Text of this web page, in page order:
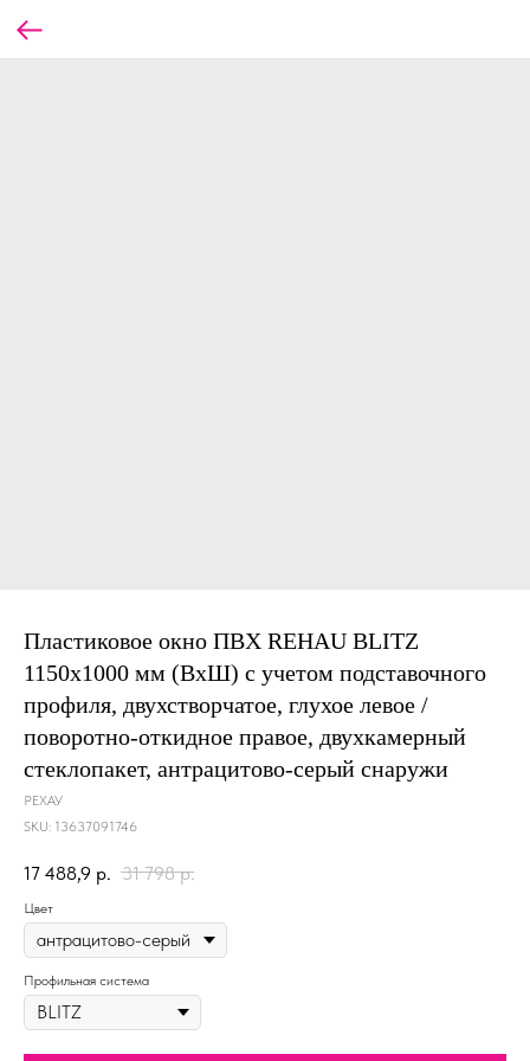
Пластиковое окно ПВХ REHAU BLITZ
1150х1000 мм (ВхШ) с учетом подставочного
профиля, двухстворчатое, глухое левое /
поворотно-откидное правое, двухкамерный
стеклопакет, антрацитово-серый снаружи
РЕХАУ
SKU: 13637091746
17 488,9 р. 31 798 р.
Цвет
Профильная система